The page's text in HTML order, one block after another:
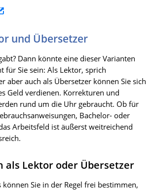
und Übersetzer
Dann könnte eine dieser Varianten
für Sie sein: Als Lektor, sprich
aber auch als Übersetzer können Sie sich
Geld verdienen. Korrekturen und
rund um die Uhr gebraucht. Ob für
Bachelor- oder
Arbeitsfeld ist äußerst weitreichend
als Lektor oder Übersetzer
Sie in der Regel frei bestimmen,